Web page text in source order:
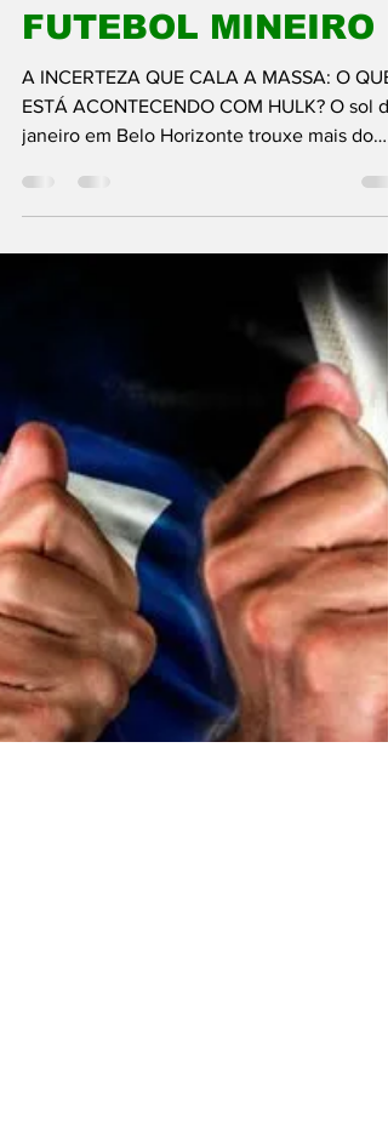
ÍDOLO: HULK E O
FUTURO INCERTO
NO ATLÉTICO
INCENDIAM OS
BASTIDORES DO
FUTEBOL MINEIRO
A INCERTEZA QUE CALA A MASSA: O QUE
ESTÁ ACONTECENDO COM HULK? O sol
janeiro em Belo Horizonte trouxe mais do
que o calor típico da pré-temporada; trouxe
uma faísca que ameaça incendiar a paz na
Cidade do Galo. A principal notícia que
sacode as estruturas do futebol mineiro
quarta-feira, 7 de janeiro de 2026, é o
impasse na renovação contratual de Hulk. O
maior ídolo da história recente do Atlético-
MG vive um momento de "gelo" nas
negociações com a diretoria, e o que